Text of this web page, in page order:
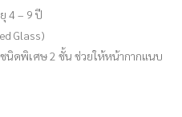
4 – 9 ปี
Glass)
ชนิดพิเศษ 2 ชั้น ช่วยให้หน้ากากแนบ